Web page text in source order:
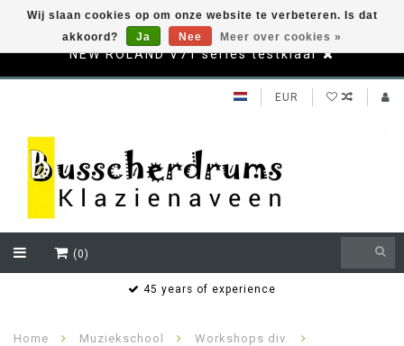
NEW ROLAND V71 series testklaar
EUR
(0)
45 years of experience
Home Muziekschool
Workshops div.
Wij slaan cookies op om onze website te verbeteren. Is dat
akkoord?
Ja Nee Meer over cookies »